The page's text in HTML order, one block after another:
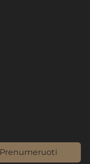
Prenumeruoti